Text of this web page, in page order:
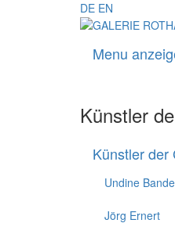
DE EN
Menu
Künstler
Künstler der
Undine
Jörg Ernert